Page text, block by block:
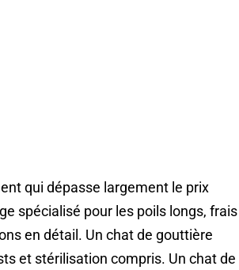
qui dépasse largement le prix
spécialisé pour les poils longs, frais
en détail. Un chat de gouttière
et stérilisation compris. Un chat de